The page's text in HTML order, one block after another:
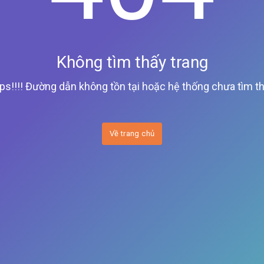
Không tìm thấy trang
Đường dẫn không tồn tại hoặc hệ thống chưa tìm
Về trang chủ